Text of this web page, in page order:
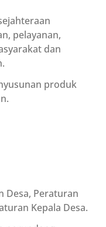
pelayanan,
dan
produk
Desa, Peraturan
Kepala Desa.